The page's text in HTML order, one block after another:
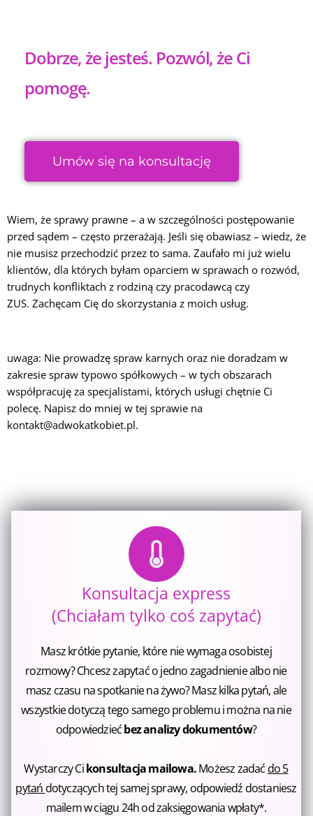
Dobrze, że jesteś. Pozwól, że Ci
pomogę.
Umów się na konsultację
Wiem, że sprawy prawne – a w szczególności postępowanie
przed sądem – często przerażają. Jeśli się obawiasz – wiedz, że
nie musisz przechodzić przez to sama. Zaufało mi już wielu
klientów, dla których byłam oparciem w sprawach o rozwód,
trudnych konfliktach z rodziną czy pracodawcą czy
ZUS. Zachęcam Cię do skorzystania z moich usług.
uwaga: Nie prowadzę spraw karnych oraz nie doradzam w
zakresie spraw typowo spółkowych – w tych obszarach
współpracuję za specjalistami, których usługi chętnie Ci
polecę. Napisz do mniej w tej sprawie na
kontakt@adwokatkobiet.pl.
Konsultacja express
(Chciałam tylko coś zapytać)
Masz krótkie pytanie, które nie wymaga osobistej
rozmowy? Chcesz zapytać o jedno zagadnienie albo nie
masz czasu na spotkanie na żywo? Masz kilka pytań, ale
wszystkie dotyczą tego samego problemu i można na nie
odpowiedziećbez analizy dokumentów?
Wystarczy Cikonsultacja mailowa.Możesz zadaćdo 5
pytańdotyczących tej samej sprawy, odpowiedź dostaniesz
mailem w ciągu 24h od zaksięgowania wpłaty*.